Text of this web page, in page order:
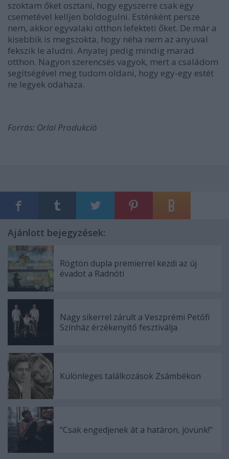
szoktam őket osztani, hogy egyszerre csak egy
csemetével kelljen boldogulni. Esténként persze
nem, akkor egyvalaki otthon lefekteti őket. De már a
kisebbik is megszokta, hogy néha nem az anyuval
fekszik le aludni. Anyatej pedig mindig marad
otthon. Nagyon szerencsés vagyok, mert a családom
segítségével meg tudom oldani, hogy egy-egy estét
ne legyek odahaza.
Forrás: Orlai Produkció
Ajánlott bejegyzések:
Rögtön dupla premierrel kezdi az új
évadot a Radnóti
Nagy sikerrel zárult a Veszprémi Petőfi
Színház érzékenyítő fesztiválja
Különleges találkozások Zsámbékon
"Csak engedjenek át a határon, jövünk!"